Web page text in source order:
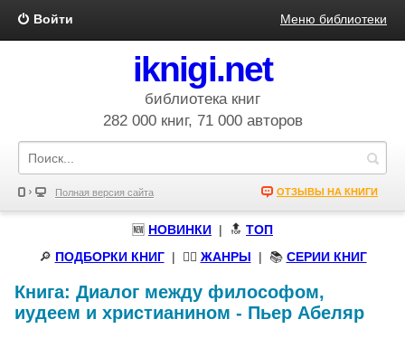
Войти Меню библиотеки
iknigi.net
библиотека книг
282 000 книг, 71 000 авторов
Полная версия сайта ОТЗЫВЫ НА КНИГИ
🆕 НОВИНКИ | 🔝 ТОП
🔎 ПОДБОРКИ КНИГ| 🧝‍♀️ ЖАНРЫ | 📚 СЕРИИ КНИГ
Книга: Диалог между философом,
иудеем и христианином - Пьер Абеляр